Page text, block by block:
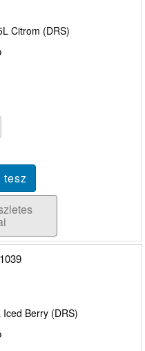
Citrom (DRS)
Berry (DRS)